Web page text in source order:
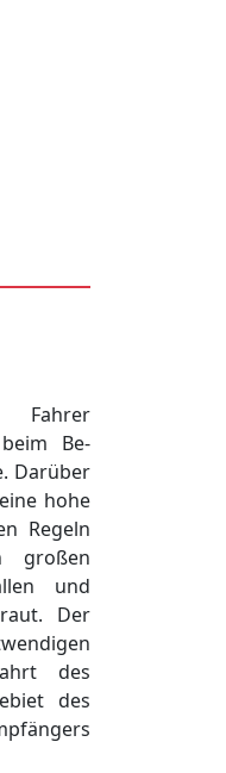
Fahrer
Be-
Darüber
hohe
Regeln
großen
und
Der
des
des